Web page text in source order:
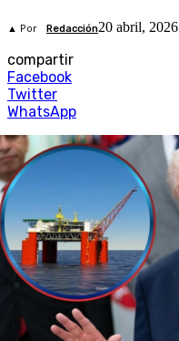
▲ Por Redacción20 abril, 2026
compartir
Facebook
Twitter
WhatsApp